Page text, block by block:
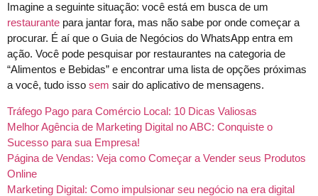
Imagine a seguinte situação: você está em busca de um
restaurante para jantar fora, mas não sabe por onde começar a
procurar. É aí que o Guia de Negócios do WhatsApp entra em
ação. Você pode pesquisar por restaurantes na categoria de
“Alimentos e Bebidas” e encontrar uma lista de opções próximas
a você, tudo isso sem sair do aplicativo de mensagens.
Tráfego Pago para Comércio Local: 10 Dicas Valiosas
Melhor Agência de Marketing Digital no ABC: Conquiste o
Sucesso para sua Empresa!
Página de Vendas: Veja como Começar a Vender seus Produtos
Online
Marketing Digital: Como impulsionar seu negócio na era digital